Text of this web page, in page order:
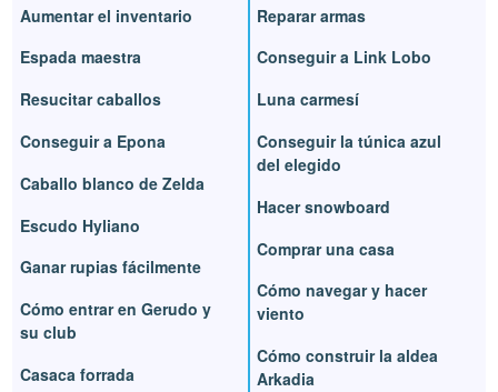
Aumentar el inventario
Espada maestra
Resucitar caballos
Conseguir a Epona
Caballo blanco de Zelda
Escudo Hyliano
Ganar rupias fácilmente
Cómo entrar en Gerudo y
su club
Casaca forrada
Reparar armas
Conseguir a Link Lobo
Luna carmesí
Conseguir la túnica azul
del elegido
Hacer snowboard
Comprar una casa
Cómo navegar y hacer
viento
Cómo construir la aldea
Arkadia